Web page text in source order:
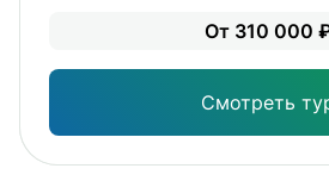
От 310 000
Смотреть